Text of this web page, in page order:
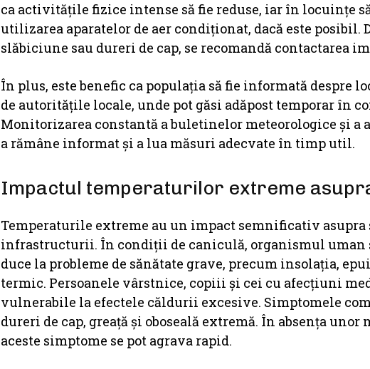
ca activitățile fizice intense să fie reduse, iar în locuințe
utilizarea aparatelor de aer condiționat, dacă este posibil.
slăbiciune sau dureri de cap, se recomandă contactarea
În plus, este benefic ca populația să fie informată despre
de autoritățile locale, unde pot găsi adăpost temporar în
Monitorizarea constantă a buletinelor meteorologice și
a rămâne informat și a lua măsuri adecvate în timp util.
Impactul temperaturilor extreme
Temperaturile extreme au un impact semnificativ
infrastructurii. În condiții de caniculă, organismul uman
duce la probleme de sănătate grave, precum insolația,
termic. Persoanele vârstnice, copiii și cei cu afecțiuni
vulnerabile la efectele căldurii excesive. Simptomele
dureri de cap, greață și oboseală extremă. În absența
aceste simptome se pot agrava rapid.